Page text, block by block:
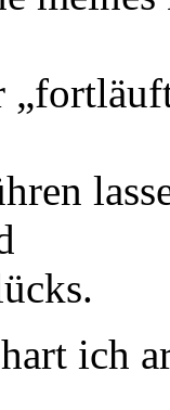
ich